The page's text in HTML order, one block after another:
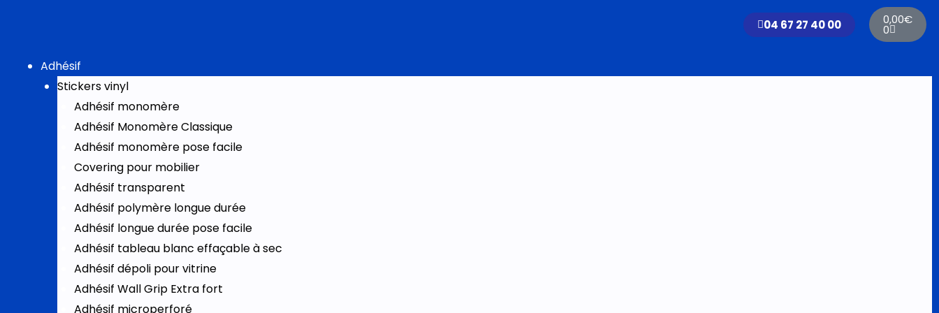
04 67 27 40 00 0,00€
0
Panier
Adhésif
Stickers vinyl
Adhésif monomère
Adhésif Monomère Classique
Adhésif monomère pose facile
Covering pour mobilier
Adhésif transparent
Adhésif polymère longue durée
Adhésif longue durée pose facile
Adhésif tableau blanc effaçable à sec
Adhésif dépoli pour vitrine
Adhésif Wall Grip Extra fort
Adhésif microperforé